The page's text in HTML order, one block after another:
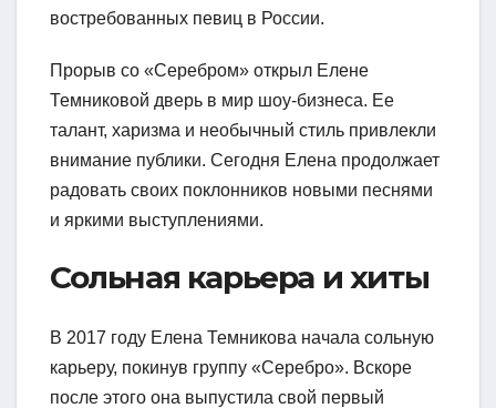
востребованных певиц в России.
Прорыв со «Серебром» открыл Елене
Темниковой дверь в мир шоу-бизнеса. Ее
талант, харизма и необычный стиль привлекли
внимание публики. Сегодня Елена продолжает
радовать своих поклонников новыми песнями
и яркими выступлениями.
Сольная карьера и хиты
В 2017 году Елена Темникова начала сольную
карьеру, покинув группу «Серебро». Вскоре
после этого она выпустила свой первый